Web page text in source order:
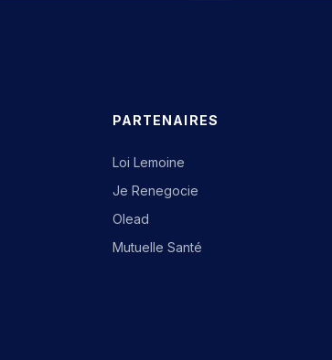
PARTENAIRES
Loi Lemoine
Je Renegocie
Olead
Mutuelle Santé